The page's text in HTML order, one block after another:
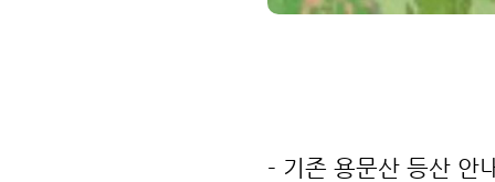
- 기존 용문산 등산 안